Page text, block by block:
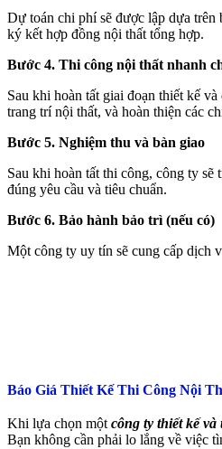
Dự toán chi phí sẽ được lập dựa trên
ký kết hợp đồng nội thất tổng hợp.
Bước 4. Thi công nội thất nhanh
Sau khi hoàn tất giai đoạn thiết kế
trang trí nội thất, và hoàn thiện các
Bước 5. Nghiệm thu và bàn giao
Sau khi hoàn tất thi công, công ty
đúng yêu cầu và tiêu chuẩn.
Bước 6. Bảo hành bảo trì (nếu có)
Một công ty uy tín sẽ cung cấp dịch
Báo Giá Thiết Kế Thi Công Nội
Khi lựa chọn một công ty thiết kế
Bạn không cần phải lo lắng về việc